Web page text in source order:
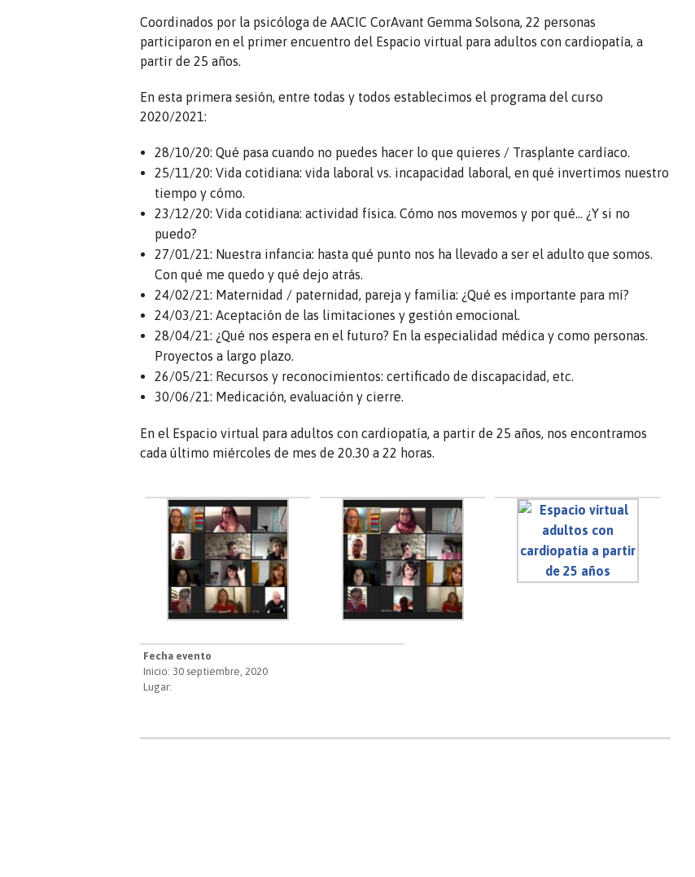
Coordinados por la psicóloga de AACIC CorAvant Gemma Solsona, 22 personas
participaron en el primer encuentro del Espacio virtual para adultos con cardiopatía, a
partir de 25 años.
En esta primera sesión, entre todas y todos establecimos el programa del curso
2020/2021:
28/10/20: Qué pasa cuando no puedes hacer lo que quieres / Trasplante cardíaco.
25/11/20: Vida cotidiana: vida laboral vs. incapacidad laboral, en qué invertimos nuestro
tiempo y cómo.
23/12/20: Vida cotidiana: actividad física. Cómo nos movemos y por qué… ¿Y si no
puedo?
27/01/21: Nuestra infancia: hasta qué punto nos ha llevado a ser el adulto que somos.
Con qué me quedo y qué dejo atrás.
24/02/21: Maternidad / paternidad, pareja y familia: ¿Qué es importante para mí?
24/03/21: Aceptación de las limitaciones y gestión emocional.
28/04/21: ¿Qué nos espera en el futuro? En la especialidad médica y como personas.
Proyectos a largo plazo.
26/05/21: Recursos y reconocimientos: certificado de discapacidad, etc.
30/06/21: Medicación, evaluación y cierre.
En el Espacio virtual para adultos con cardiopatía, a partir de 25 años, nos encontramos
cada último miércoles de mes de 20.30 a 22 horas.
Fecha evento
Inicio: 30 septiembre, 2020
Lugar: